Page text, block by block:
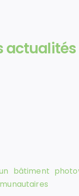
actualités
bâtiment